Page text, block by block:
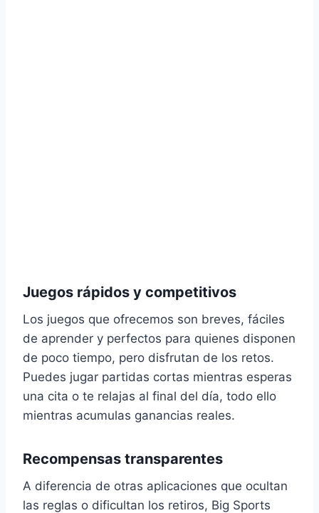
Juegos rápidos y competitivos
Los juegos que ofrecemos son breves, fáciles
de aprender y perfectos para quienes disponen
de poco tiempo, pero disfrutan de los retos.
Puedes jugar partidas cortas mientras esperas
una cita o te relajas al final del día, todo ello
mientras acumulas ganancias reales.
Recompensas transparentes
A diferencia de otras aplicaciones que ocultan
las reglas o dificultan los retiros, Big Sports